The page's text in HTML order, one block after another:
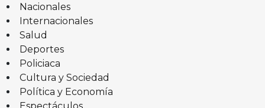
Nacionales
Internacionales
Salud
Deportes
Policiaca
Cultura y Sociedad
Política y Economía